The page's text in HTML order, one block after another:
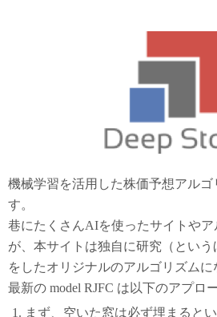
機械学習を活用した株価予想アルゴ
す。
巷にたくさんAIを使ったサイトや
が、本サイトは独自に研究（という
をしたオリジナルのアルゴリズムに
最新の model RJFC は以下のアプロ
まず、空いた窓は必ず埋まると